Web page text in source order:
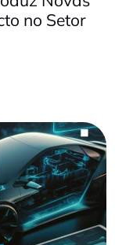
no Setor